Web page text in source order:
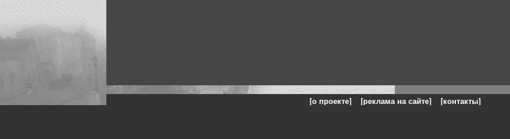
[о проекте] [реклама на сайте] [контакты]